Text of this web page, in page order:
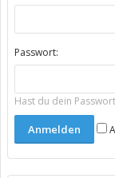
Passwort:
Hast du dein